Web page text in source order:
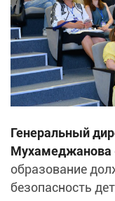
Генеральный
Мухамеджанова
образование
безопасность